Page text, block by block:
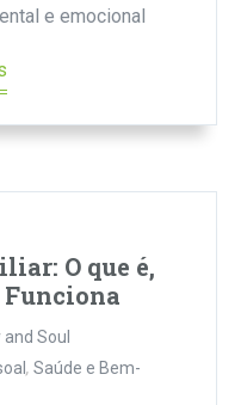
e emocional
O que é,
Funciona
Soul
,Saúde e Bem-